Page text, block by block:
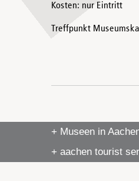
Kosten: nur Eintritt
Treffpunkt
+ Museen in
+ aachen tourist